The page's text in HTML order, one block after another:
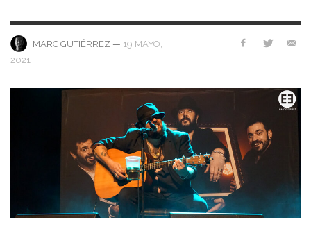
MARC GUTIÉRREZ — 19 MAYO,
2021